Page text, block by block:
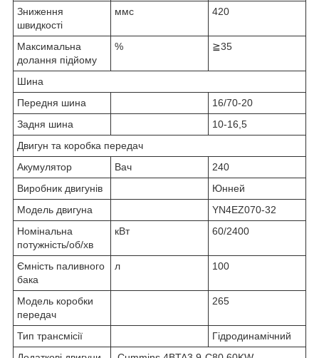
Зниження
швидкості
ммс 420
Максимальна
долання підйому
% ≧35
Шина
Передня шина
16/70-20
Задня шина
10-16,5
Двигун та коробка передач
Акумулятор
Вач
240
Виробник двигунів
Юнней
Модель двигуна
YN4EZ070-32
Номінальна
потужність/об/хв
кВт 60/2400
Ємність паливного
бака
л 100
Модель коробки
передач
265
Тип трансмісії
Гідродинамічний